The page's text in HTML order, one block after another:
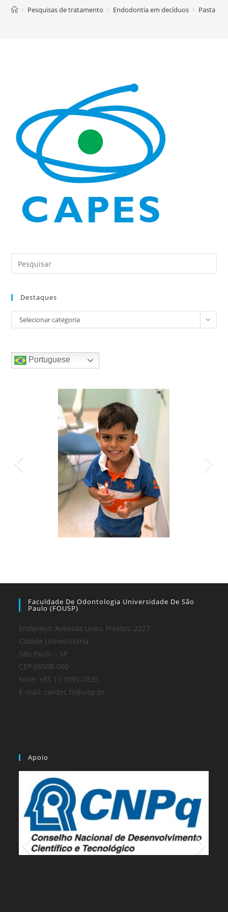
> Pesquisas de tratamento > Endodontia em decíduos > Pasta
Destaques
Destaques
Selecionar categoria
Portuguese
Faculdade De Odontologia Universidade De São
Paulo (FOUSP)
Endereço: Avenida Lineu Prestes, 2227.
Cidade Universitária
São Paulo – SP
CEP 05508-000
Fone: +55 11 3091-7835
E-mail: cardec.fo@usp.br
Apoio